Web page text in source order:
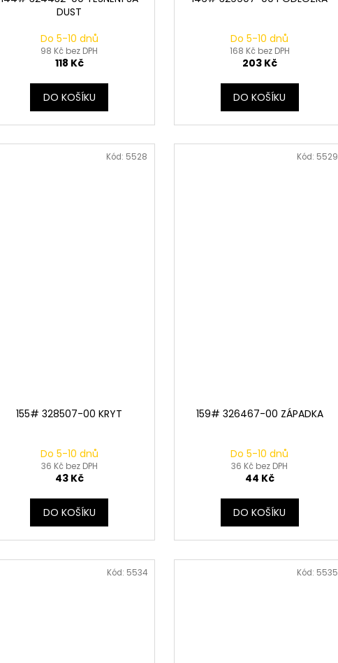
DUST
Do 5-10 dnů
98 Kč bez DPH
118 Kč
DO KOŠÍKU
Do 5-10 dnů
168 Kč bez DPH
203 Kč
DO KOŠÍKU
155# 328507-00 KRYT
Do 5-10 dnů
36 Kč bez DPH
43 Kč
DO KOŠÍKU
Kód: 5528
159# 326467-00 ZÁPADKA
Do 5-10 dnů
36 Kč bez DPH
44 Kč
DO KOŠÍKU
Kód: 5529
Kód: 5534 Kód: 5535